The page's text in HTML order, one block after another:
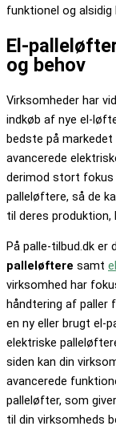
funktionel og
El-
og behov
Virksomheder har
indkøb af nye el-
bedste på
avancerede
derimod stort fokus
palleløftere, så de
til deres produktion,
På palle-tilbud.dk er
palleløftere samt
virksomhed har
håndtering af paller
en ny eller brugt el-
elektriske
siden kan din
avancerede
palleløfter, som
til din virksomheds